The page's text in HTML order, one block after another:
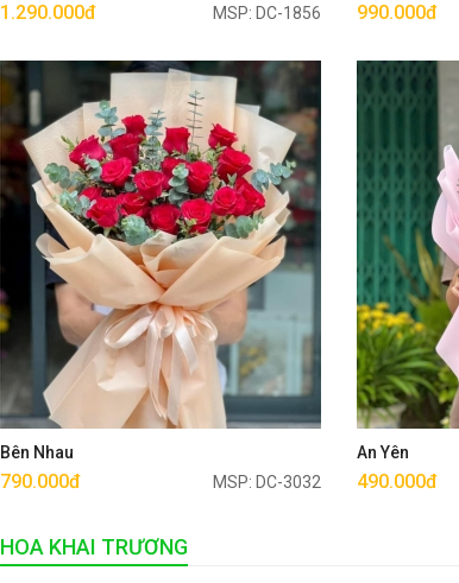
1.290.000đ MSP: DC-1856 990.000đ
Bên Nhau
790.000đ MSP: DC-3032
Mua ngay
An Yên
490.000đ
HOA KHAI TRƯƠNG